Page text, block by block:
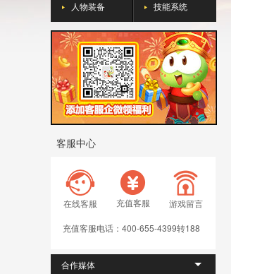
人物装备 技能系统
客服中心
在线客服 充值客服 游戏留言
充值客服电话：400-655-4399转188
合作媒体